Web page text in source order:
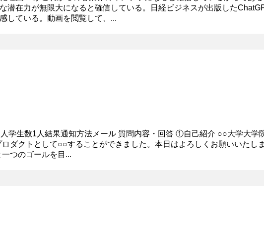
潜在力が無限大になると確信している。日経ビジネスが出版した
している。動画を閲覧して、...
学生数1人結果通知方法メール 質問内容・回答 ①自己紹介 ○○大学大
ダクトとして○○することができました。本日はよろしくお願いいた
つのゴールを目...